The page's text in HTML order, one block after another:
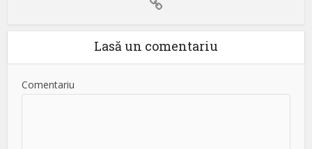
Lasă un comentariu
Comentariu